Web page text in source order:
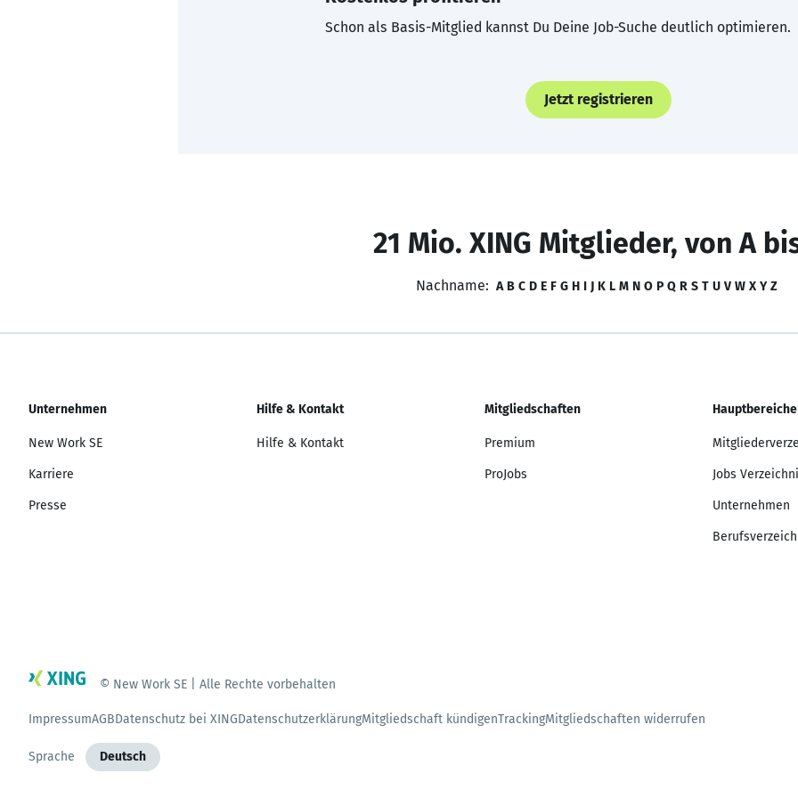
Schon als Basis-Mitglied kannst Du Deine Job-Suche deutlich optimieren.
Jetzt registrieren
21 Mio. XING Mitglieder, von A
Nachname: A B C D E F G H I J K L M N O P Q R S T U V W X Y Z
Unternehmen
New Work SE
Karriere
Presse
Hilfe & Kontakt
Hilfe & Kontakt
Mitgliedschaften
Premium
ProJobs
Hauptbereiche
Jobs
Unternehmen
© New Work SE | Alle Rechte vorbehalten
ImpressumAGBDatenschutz bei XINGDatenschutzerklärungMitgliedschaft kündigenTrackingMitgliedschaften widerrufen
Sprache Deutsch